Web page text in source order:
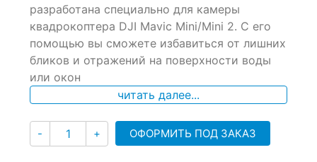
based
on
customer
ratings
разработана специально для камеры
квадрокоптера DJI Mavic Mini/Mini 2. С его
помощью вы сможете избавиться от лишних
бликов и отражений на поверхности воды
или окон
читать далее...
- Количество
+ ОФОРМИТЬ ПОД ЗАКАЗ